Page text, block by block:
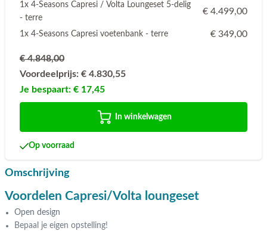
1x 4-Seasons Capresi / Volta Loungeset 5-delig
- terre
€ 4.499,00
1x 4-Seasons Capresi voetenbank - terre € 349,00
€ 4.848,00
Voordeelprijs: € 4.830,55
Je bespaart: € 17,45
In winkelwagen
Op voorraad
Omschrijving
Voordelen Capresi/Volta loungeset
Open design
Bepaal je eigen opstelling!